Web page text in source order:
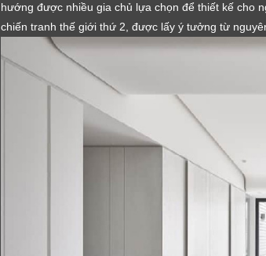
hướng được nhiều gia chủ lựa chọn để thiết kế cho
chiến tranh thế giới thứ 2, được lấy ý tưởng từ